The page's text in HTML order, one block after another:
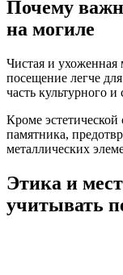
Почему
на могиле
Чистая и ухоженная
посещение легче
часть культурного
Кроме
памятника,
металлических
Этика и
учитывать